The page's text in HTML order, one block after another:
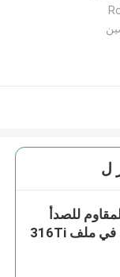
ل
للصدأ
المدرفلة على البارد في ملف 316Ti